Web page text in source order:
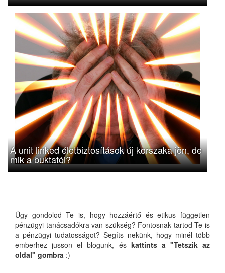
A unit linked életbiztosítások új korszaka jön, de
mik a buktatói?
Úgy gondolod Te is, hogy hozzáértő és etikus független
pénzügyi tanácsadókra van szükség? Fontosnak tartod Te is
a pénzügyi tudatosságot? Segíts nekünk, hogy minél több
emberhez jusson el blogunk, és kattints a "Tetszik az
oldal" gombra :)